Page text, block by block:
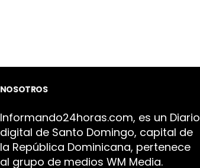
NOSOTROS
Informando24horas.com, es un Diario
digital de Santo Domingo, capital de
la República Dominicana, pertenece
al grupo de medios WM Media.